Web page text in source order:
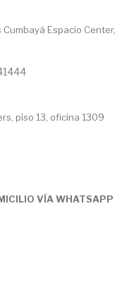
Espacio Center,
piso 13, oficina 1309
VÍA WHATSAPP